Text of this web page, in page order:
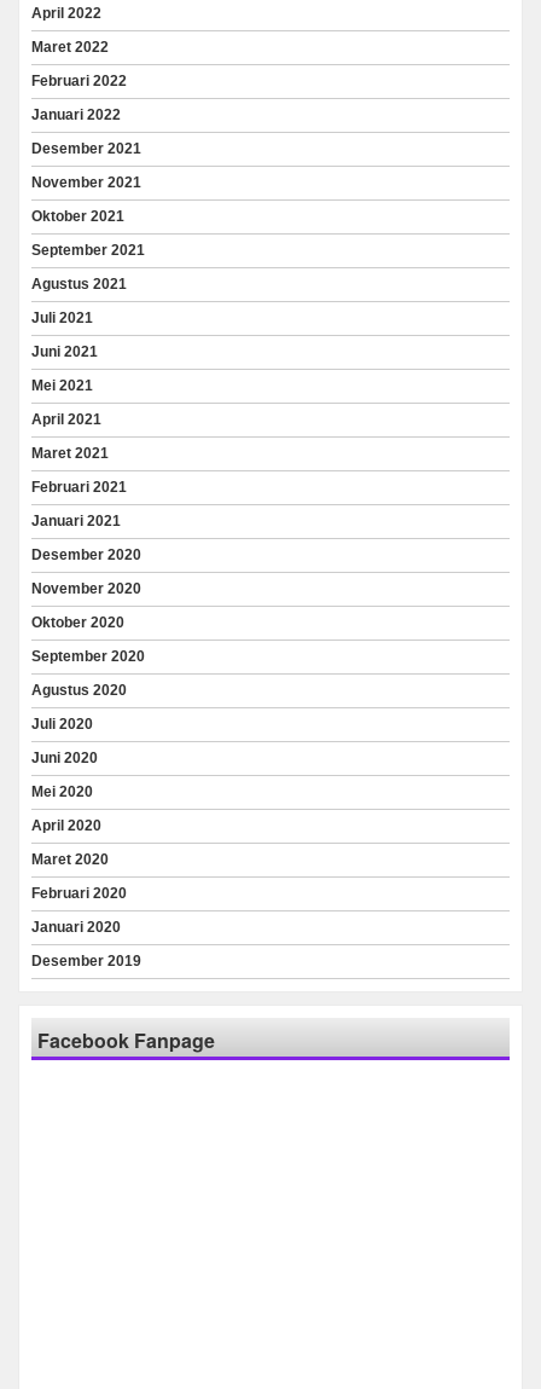
April 2022
Maret 2022
Februari 2022
Januari 2022
Desember 2021
November 2021
Oktober 2021
September 2021
Agustus 2021
Juli 2021
Juni 2021
Mei 2021
April 2021
Maret 2021
Februari 2021
Januari 2021
Desember 2020
November 2020
Oktober 2020
September 2020
Agustus 2020
Juli 2020
Juni 2020
Mei 2020
April 2020
Maret 2020
Februari 2020
Januari 2020
Desember 2019
Facebook Fanpage